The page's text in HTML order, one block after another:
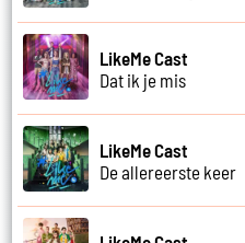
LikeMe Cast
Dat ik je mis
LikeMe Cast
De allereerste keer